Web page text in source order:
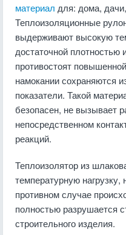
материал для: дома,
Теплоизоляционные
выдерживают высокую
достаточной
противостоят
намокании сохраняются
показатели. Такой
безопасен, не вызывает
непосредственном
реакций.
Теплоизолятор из
температурную
противном случае
полностью разрушается
строительного изделия.